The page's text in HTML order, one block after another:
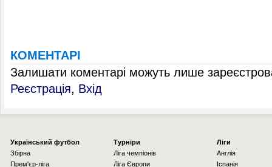
КОМЕНТАРІ
Залишати коментарі можуть лише
Реєстрація, Вхід
Українcький футбол
Збірна
Прем'єр-ліга
Турніри
Ліга чемпіонів
Ліга Європи
Ліги
Англія
Іспанія